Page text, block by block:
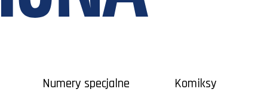
Numery specjalne Komiksy